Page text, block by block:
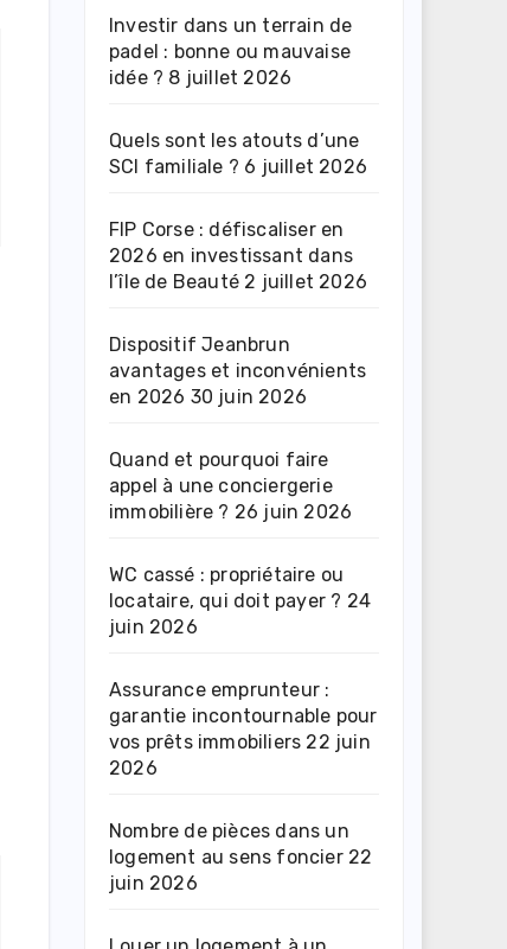
Investir dans un terrain de
padel : bonne ou mauvaise
idée ? 8 juillet 2026
Quels sont les atouts d’une
SCI familiale ? 6 juillet 2026
FIP Corse : défiscaliser en
2026 en investissant dans
l’île de Beauté 2 juillet 2026
Dispositif Jeanbrun
avantages et inconvénients
en 2026 30 juin 2026
Quand et pourquoi faire
appel à une conciergerie
immobilière ? 26 juin 2026
WC cassé : propriétaire ou
locataire, qui doit payer ? 24
juin 2026
Assurance emprunteur :
garantie incontournable pour
vos prêts immobiliers 22 juin
2026
Nombre de pièces dans un
logement au sens foncier 22
juin 2026